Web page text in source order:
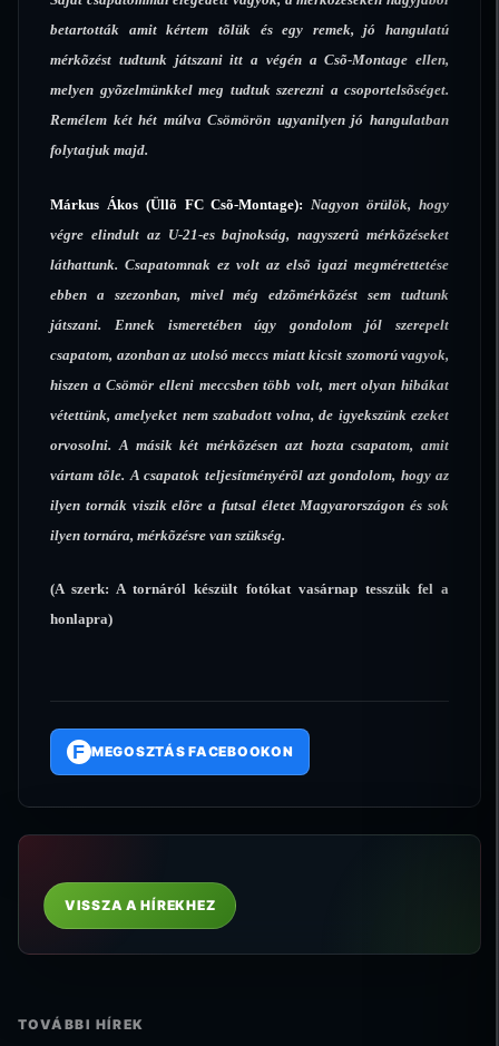
betartották amit kértem tõlük és egy remek, jó hangulatú
mérkõzést tudtunk játszani itt a végén a Csõ-Montage ellen,
melyen gyõzelmünkkel meg tudtuk szerezni a csoportelsõséget.
Remélem két hét múlva Csömörön ugyanilyen jó hangulatban
folytatjuk majd.
Márkus Ákos (Üllõ FC Csõ-Montage): Nagyon örülök, hogy
végre elindult az U-21-es bajnokság, nagyszerû mérkõzéseket
láthattunk. Csapatomnak ez volt az elsõ igazi megmérettetése
ebben a szezonban, mivel még edzõmérkõzést sem tudtunk
játszani. Ennek ismeretében úgy gondolom jól szerepelt
csapatom, azonban az utolsó meccs miatt kicsit szomorú vagyok,
hiszen a Csömör elleni meccsben több volt, mert olyan hibákat
vétettünk, amelyeket nem szabadott volna, de igyekszünk ezeket
orvosolni. A másik két mérkõzésen azt hozta csapatom, amit
vártam tõle. A csapatok teljesítményérõl azt gondolom, hogy az
ilyen tornák viszik elõre a futsal életet Magyarországon és sok
ilyen tornára, mérkõzésre van szükség.
(A szerk: A tornáról készült fotókat vasárnap tesszük fel a
honlapra)
F MEGOSZTÁS FACEBOOKON
VISSZA A HÍREKHEZ
TOVÁBBI HÍREK